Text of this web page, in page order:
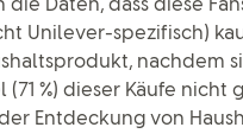
Daten, dass diese
Unilever-spezifisch)
nachdem
%) dieser Käufe nicht
Entdeckung von